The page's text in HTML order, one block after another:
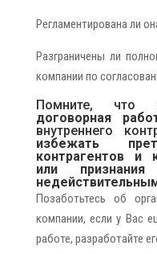
Регламентирована ли
Разграничены ли
компании по
Помните, что
договорная
внутреннего
избежать
контрагентов и
или
Позаботьтесь об
компании, если у Вас
работе, разработайте